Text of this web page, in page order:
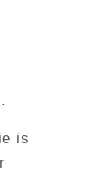
is